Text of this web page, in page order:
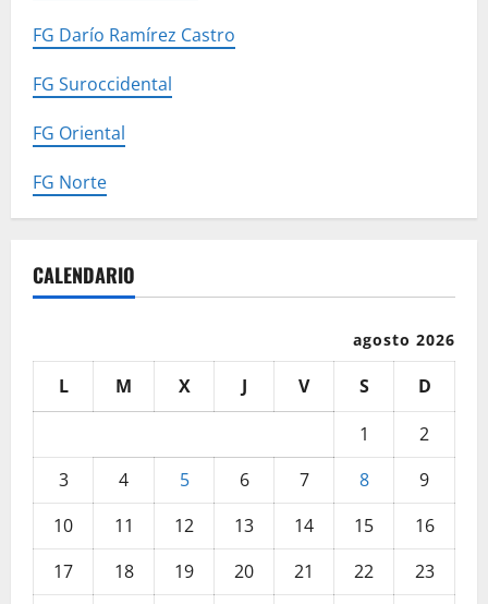
FG Darío Ramírez Castro
FG Suroccidental
FG Oriental
FG Norte
CALENDARIO
agosto 2026
L M X J V S
D
1
2
3
4 5 6 7 8
9
10
11 12 13 14 15
16
17
18 19 20 21 22
23